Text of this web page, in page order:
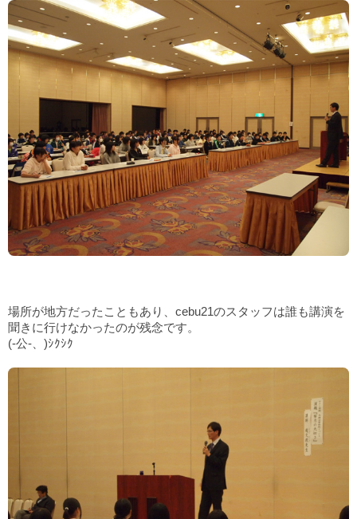
場所が地方だったこともあり、cebu21のスタッフは誰も講演を
聞きに行けなかったのが残念です。
(-公-、)ｼｸｼｸ